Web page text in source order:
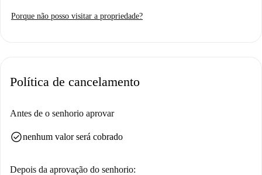
Porque não posso visitar a propriedade?
Política de cancelamento
Antes de o senhorio aprovar
check_circlenenhum valor será cobrado
Depois da aprovação do senhorio: